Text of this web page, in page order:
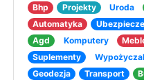
Bhp
Projekty Uroda
Automatyka
Agd
Komputery
Suplementy
Geodezja
Transport